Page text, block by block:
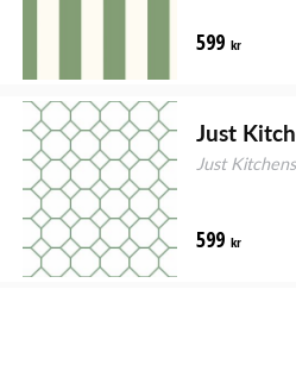
599 kr
Just
Just Kitchens
599 kr